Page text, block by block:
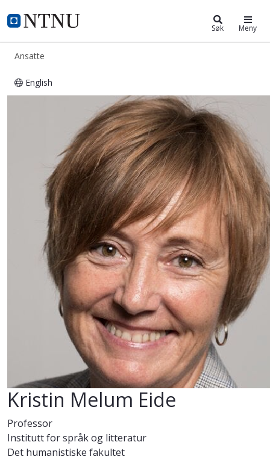
NTNU Hjemmeside
ntnu.no Søk Meny
Ansatte
English
Kristin Melum Eide
Kristin Melum Eide
Professor
Institutt for språk og litteratur
Det humanistiske fakultet